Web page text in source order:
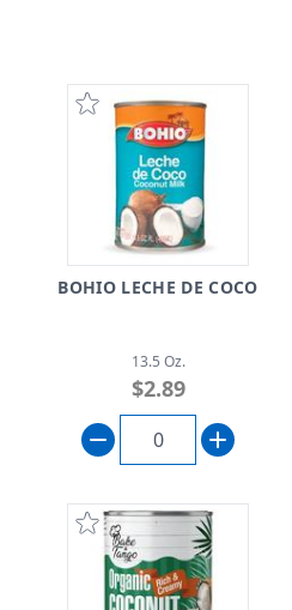
BOHIO LECHE DE COCO
13.5 Oz.
$2.89